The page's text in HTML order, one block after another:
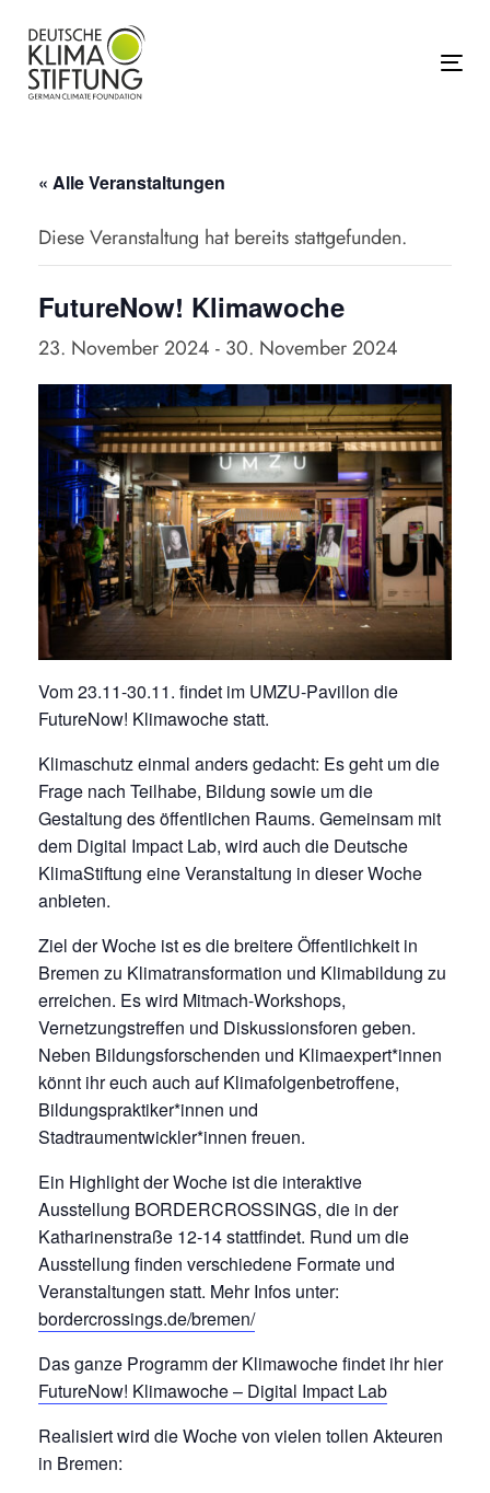
überspringen
primären
Navigation
springen
springen
« Alle Veranstaltungen
Diese Veranstaltung hat bereits stattgefunden.
FutureNow! Klimawoche
23. November 2024 - 30. November 2024
Vom 23.11-30.11. findet im UMZU-Pavillon die
FutureNow! Klimawoche statt.
Klimaschutz einmal anders gedacht: Es geht um die
Frage nach Teilhabe, Bildung sowie um die
Gestaltung des öffentlichen Raums. Gemeinsam mit
dem Digital Impact Lab, wird auch die Deutsche
KlimaStiftung eine Veranstaltung in dieser Woche
anbieten.
Ziel der Woche ist es die breitere Öffentlichkeit in
Bremen zu Klimatransformation und Klimabildung zu
erreichen. Es wird Mitmach-Workshops,
Vernetzungstreffen und Diskussionsforen geben.
Neben Bildungsforschenden und Klimaexpert*innen
könnt ihr euch auch auf Klimafolgenbetroffene,
Bildungspraktiker*innen und
Stadtraumentwickler*innen freuen.
Ein Highlight der Woche ist die interaktive
Ausstellung BORDERCROSSINGS, die in der
Katharinenstraße 12-14 stattfindet. Rund um die
Ausstellung finden verschiedene Formate und
Veranstaltungen statt. Mehr Infos unter:
bordercrossings.de/bremen/
Das ganze Programm der Klimawoche findet ihr hier
FutureNow! Klimawoche – Digital Impact Lab
Realisiert wird die Woche von vielen tollen Akteuren
in Bremen: